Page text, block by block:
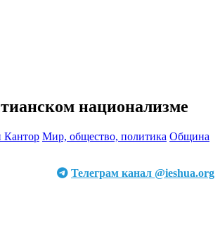
национализме
Кантор Мир, общество, политика Община
Телеграм канал @ieshua.org